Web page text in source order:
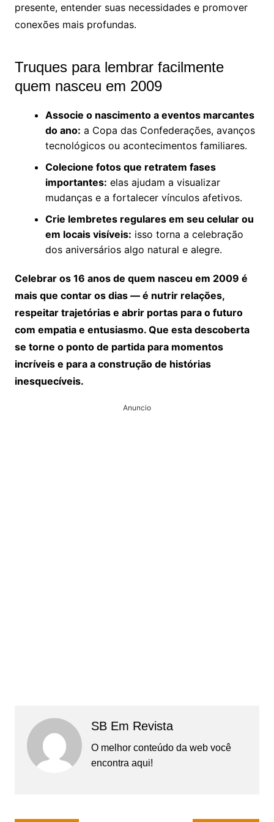
presente, entender suas necessidades e promover
conexões mais profundas.
Truques para lembrar facilmente
quem nasceu em 2009
Associe o nascimento a eventos marcantes
do ano: a Copa das Confederações, avanços
tecnológicos ou acontecimentos familiares.
Colecione fotos que retratem fases
importantes: elas ajudam a visualizar
mudanças e a fortalecer vínculos afetivos.
Crie lembretes regulares em seu celular ou
em locais visíveis: isso torna a celebração
dos aniversários algo natural e alegre.
Celebrar os 16 anos de quem nasceu em 2009 é
mais que contar os dias — é nutrir relações,
respeitar trajetórias e abrir portas para o futuro
com empatia e entusiasmo. Que esta descoberta
se torne o ponto de partida para momentos
incríveis e para a construção de histórias
inesquecíveis.
Anuncio
SB Em Revista
O melhor conteúdo da web você
encontra aqui!